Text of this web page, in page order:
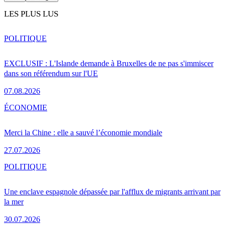
LES PLUS LUS
EXCLUSIF : L'Islande demande à Bruxelles de ne pas s'immiscer
dans son référendum sur l'UE
07.08.2026
POLITIQUE
Merci la Chine : elle a sauvé l’économie mondiale
27.07.2026
ÉCONOMIE
Une enclave espagnole dépassée par l'afflux de migrants arrivant par
la mer
30.07.2026
POLITIQUE